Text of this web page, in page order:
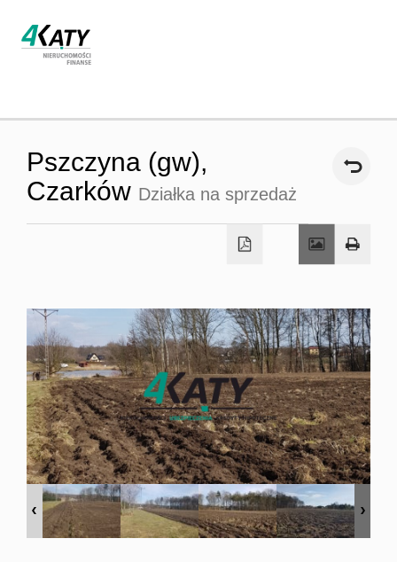
Strona
O firmie
Oferta
Zgłoś
Zgłoś
Pszczyna (gw),
Czarków Działka na sprzedaż